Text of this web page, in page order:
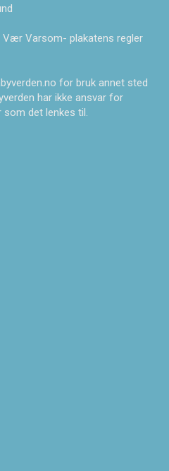
Vær Varsom- plakatens regler
for bruk annet sted
har ikke ansvar for
det lenkes til.